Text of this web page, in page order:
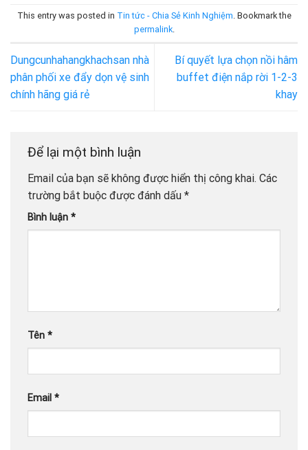
This entry was posted in Tin tức - Chia Sẻ Kinh Nghiệm. Bookmark the
permalink.
Dungcunhahangkhachsan nhà
phân phối xe đẩy dọn vệ sinh
chính hãng giá rẻ
Bí quyết lựa chọn nồi hâm
buffet điện nắp rời 1-2-3
khay
Để lại một bình luận
Email của bạn sẽ không được hiển thị công khai. Các
trường bắt buộc được đánh dấu *
Bình luận *
Tên *
Email *